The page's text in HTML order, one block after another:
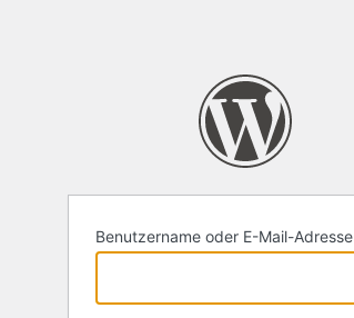
Benutzername oder E-Mail-Adresse